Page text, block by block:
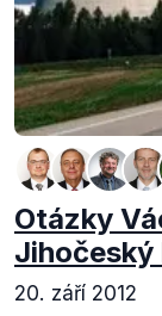
Otázky
Jihočeský
20. září 2012